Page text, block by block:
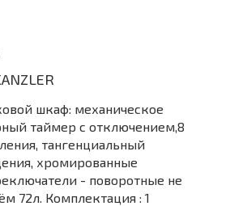
шкаф: механическое
таймер с отключением,8
тангенциальный
хромированные
- поворотные не
72л. Комплектация : 1